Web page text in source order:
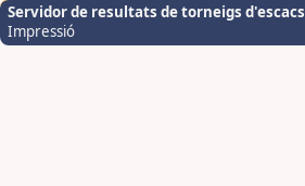
Servidor de resultats de torneigs d'escacs
Impressió